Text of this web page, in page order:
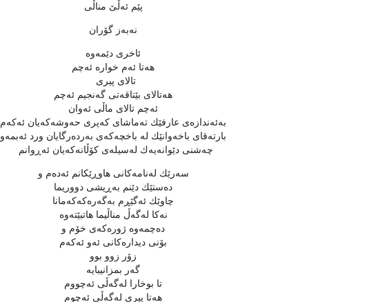
پێم ئه‌ڵێ‌ مناڵی
نه‌به‌ز گۆران
ئاخری دێمه‌وه‌
هه‌تا ئه‌م خواره‌ ئه‌چم
تالای پیری
هه‌تالای بێتاقه‌تی گه‌نجیم ئه‌چم
ئه‌چم تالای ماڵی ئه‌وان
به‌ئه‌ندازه‌ی عارفێك ته‌ماشای كه‌پری حه‌وشه‌كه‌یان ئه‌كه‌م
بارته‌قای باخه‌وانێك له‌ باخچه‌كه‌ی به‌رده‌رگایان ورد ئه‌بمه‌و
چه‌شنی دێوانه‌یه‌ك له‌سیله‌ی كۆڵانه‌كه‌یان ئه‌ڕوانم
سه‌رێك له‌نامه‌كانی هاوڕێكانم ئه‌ده‌م و
ده‌ستێك دێنم به‌ڕیشی دووریما
چاوێك ئه‌گێڕم به‌گه‌ره‌كه‌كه‌مانا
نه‌كا له‌گه‌ڵ مناڵیما هاتبێته‌وه‌
ده‌چمه‌وه‌ ژوره‌كه‌ی خۆم و
بۆنی دیداره‌كانی ئه‌و ئه‌كه‌م
زۆر زوو بوو
گه‌ر بمزانیبایه‌
تا بوخارا له‌گه‌ڵی ئه‌چووم
هه‌تا پیری له‌گه‌ڵی ئه‌چوم